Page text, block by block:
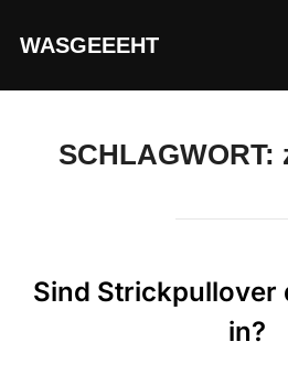
InhaltWASGEEEHT
SCHLAGWORT:
Sind Strickpullover
in?